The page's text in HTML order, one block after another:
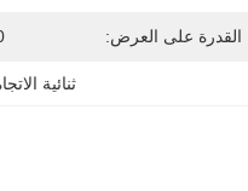
القدرة على العرض:
ثنائية